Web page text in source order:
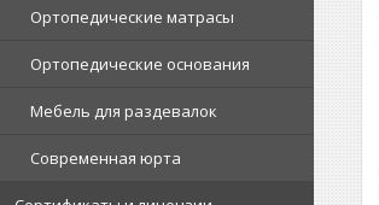
Ортопедические матрасы
Ортопедические основания
Мебель для раздевалок
Современная юрта